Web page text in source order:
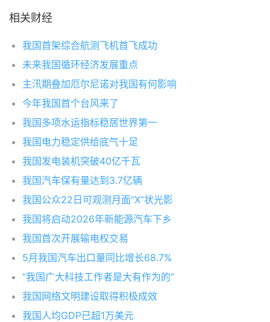
相关财经
我国首架综合航测飞机首飞成功
未来我国循环经济发展重点
主汛期叠加厄尔尼诺对我国有何影响
今年我国首个台风来了
我国多项水运指标稳居世界第一
我国电力稳定供给底气十足
我国发电装机突破40亿千瓦
我国汽车保有量达到3.7亿辆
我国公众22日可观测月面“X”状光影
我国将启动2026年新能源汽车下乡
我国首次开展输电权交易
5月我国汽车出口量同比增长68.7%
“我国广大科技工作者是大有作为的”
我国网络文明建设取得积极成效
我国人均GDP已超1万美元